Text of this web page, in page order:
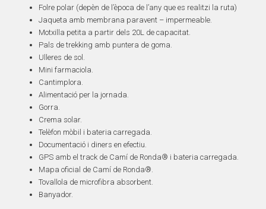
Folre polar (depèn de l’època de l’any que es realitzi la ruta)
Jaqueta amb membrana paravent – impermeable.
Motxilla petita a partir dels 20L de capacitat.
Pals de trekking amb puntera de goma.
Ulleres de sol.
Mini farmaciola.
Cantimplora.
Alimentació per la jornada.
Gorra.
Crema solar.
Telèfon mòbil i bateria carregada.
Documentació i diners en efectiu.
GPS amb el track de Camí de Ronda® i bateria carregada.
Mapa oficial de Camí de Ronda®.
Tovallola de microfibra absorbent.
Banyador.